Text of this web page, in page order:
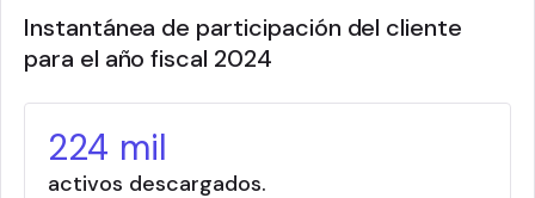
Instantánea de participación del cliente
para el año fiscal 2024
224 mil
activos descargados.